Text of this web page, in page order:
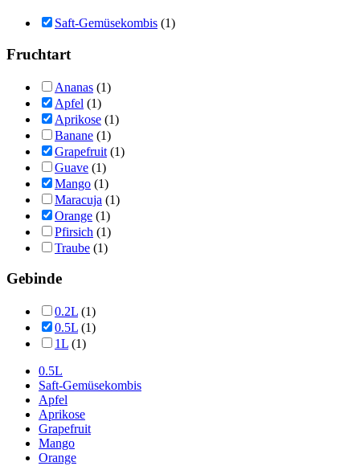
Saft-Gemüsekombis (1)
Fruchtart
Ananas (1)
Apfel (1)
Aprikose (1)
Banane (1)
Grapefruit (1)
Guave (1)
Mango (1)
Maracuja (1)
Orange (1)
Pfirsich (1)
Traube (1)
Gebinde
0.2L (1)
0.5L (1)
1L (1)
0.5L
Saft-Gemüsekombis
Apfel
Aprikose
Grapefruit
Mango
Orange